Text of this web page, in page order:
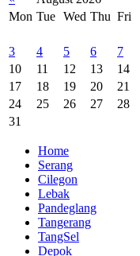
Mon Tue Wed Thu Fri
3
4 5 6 7
10
11 12 13 14
17
18 19 20 21
24
25 26 27 28
31
Home
Serang
Cilegon
Lebak
Pandeglang
Tangerang
TangSel
Depok